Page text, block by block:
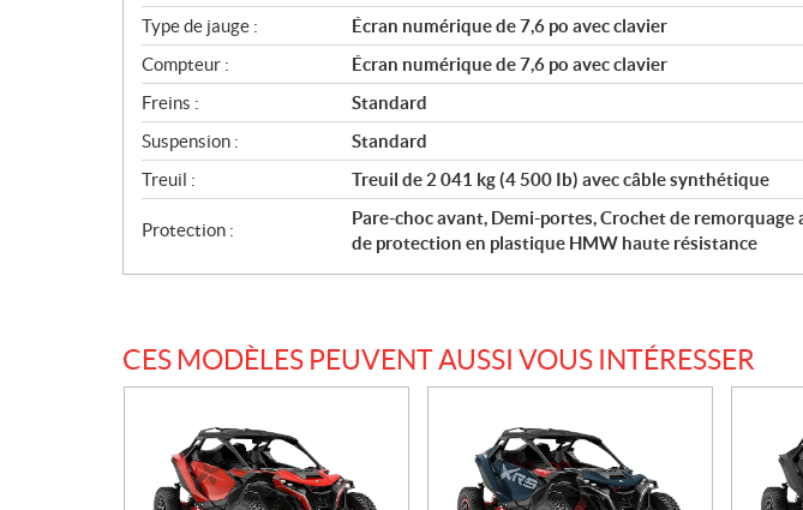
Type de jauge :
Écran numérique de 7,6 po avec clavier
Compteur :
Écran numérique de 7,6 po avec clavier
Freins :
Standard
Suspension :
Standard
Treuil :
Treuil de 2 041 kg (4 500 Ib) avec câble synthétique
Protection :
Pare-choc avant, Demi-portes, Crochet de remorquage
de protection en plastique HMW haute résistance
CES MODÈLES PEUVENT AUSSI VOUS INTÉRESSER